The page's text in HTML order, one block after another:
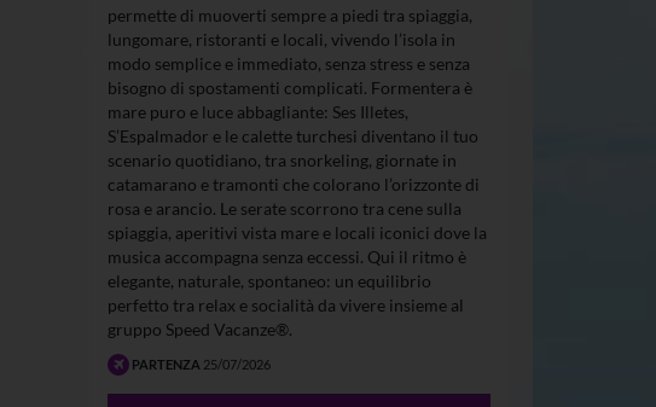
permette di muoverti sempre a piedi tra spiaggia,
lungomare, ristoranti e locali, vivendo l’isola in
modo semplice e immediato, senza stress e senza
bisogno di spostamenti complicati. Formentera è
mare puro e luce abbagliante: Ses Illetes,
S’Espalmador e le calette turchesi diventano il tuo
scenario quotidiano, tra snorkeling, giornate in
catamarano e tramonti che colorano l’orizzonte di
rosa e arancio. Le serate scorrono tra cene sulla
spiaggia, aperitivi vista mare e locali iconici dove la
musica accompagna senza eccessi. Qui il ritmo è
elegante, naturale, spontaneo: un equilibrio
perfetto tra relax e socialità da vivere insieme al
gruppo Speed Vacanze®.
PARTENZA 25/07/2026